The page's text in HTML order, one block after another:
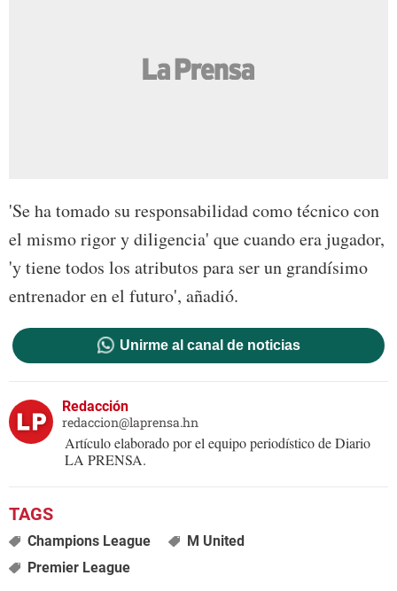
'Se ha tomado su responsabilidad como técnico con
el mismo rigor y diligencia' que cuando era jugador,
'y tiene todos los atributos para ser un grandísimo
entrenador en el futuro', añadió.
Unirme al canal de noticias
Redacción
redaccion@laprensa.hn
Artículo elaborado por el equipo periodístico de Diario
LA PRENSA.
Champions League
M United
Premier League